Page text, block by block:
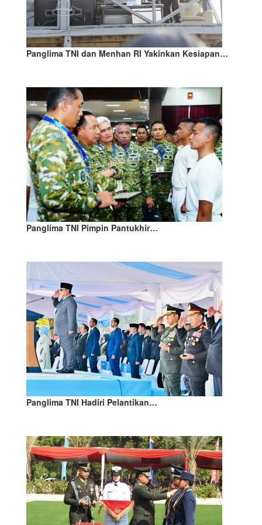
Panglima TNI dan Menhan RI Yakinkan Kesiapan…
Panglima TNI Pimpin Pantukhir…
Panglima TNI Hadiri Pelantikan…